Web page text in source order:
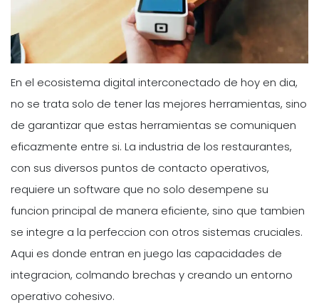
En el ecosistema digital interconectado de hoy en dia,
no se trata solo de tener las mejores herramientas, sino
de garantizar que estas herramientas se comuniquen
eficazmente entre si. La industria de los restaurantes,
con sus diversos puntos de contacto operativos,
requiere un software que no solo desempene su
funcion principal de manera eficiente, sino que tambien
se integre a la perfeccion con otros sistemas cruciales.
Aqui es donde entran en juego las capacidades de
integracion, colmando brechas y creando un entorno
operativo cohesivo.